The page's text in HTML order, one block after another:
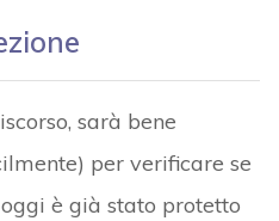
sarà bene
per verificare se
è già stato protetto